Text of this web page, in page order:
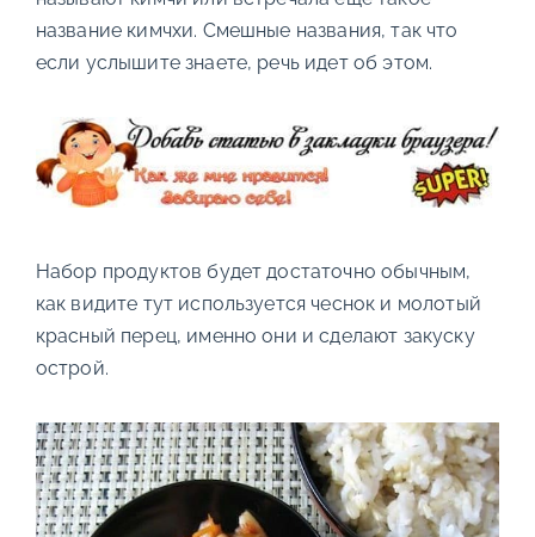
название кимчхи. Смешные названия, так что
если услышите знаете, речь идет об этом.
Набор продуктов будет достаточно обычным,
как видите тут используется чеснок и молотый
красный перец, именно они и сделают закуску
острой.